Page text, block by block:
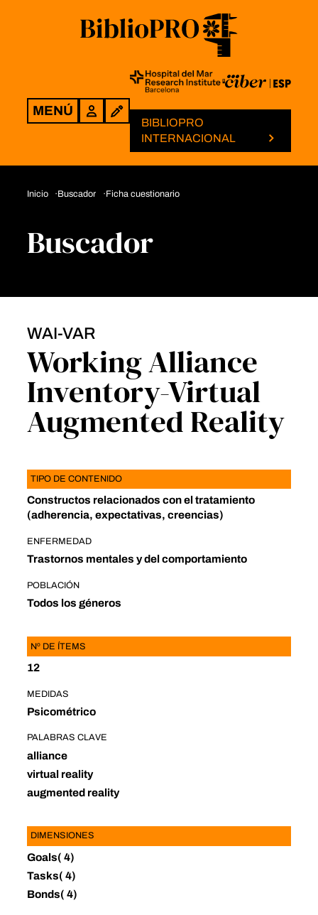
MENÚ Login
BIBLIOPRO
INTERNACIONAL
Inicio Buscador Ficha cuestionario
Buscador
WAI-VAR
Working Alliance
Inventory-Virtual
Augmented Reality
TIPO DE CONTENIDO
Constructos relacionados con el tratamiento
(adherencia, expectativas, creencias)
ENFERMEDAD
Trastornos mentales y del comportamiento
POBLACIÓN
Todos los géneros
Nº DE ÍTEMS
12
MEDIDAS
Psicométrico
PALABRAS CLAVE
alliance
virtual reality
augmented reality
DIMENSIONES
Goals( 4)
Tasks( 4)
Bonds( 4)